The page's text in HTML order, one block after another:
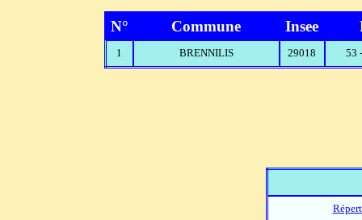
N° Commune Insee
1 BRENNILIS 29018 53